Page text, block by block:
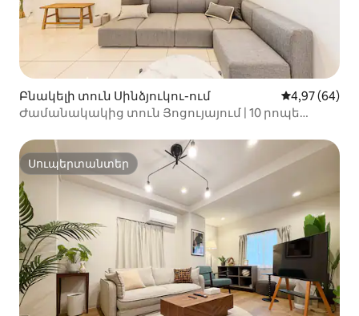
Բնակելի տուն Սինձյուկու-ում Միջին
4,97 (64)
Ժամանակակից տուն Յոցույայում | 10 րոպե
Սուպերտանտեր
Սուպերտանտեր